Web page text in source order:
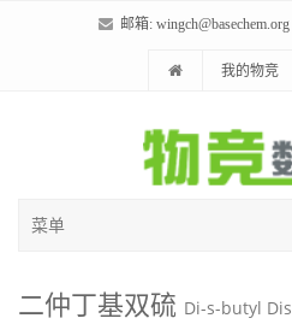
邮箱: wingch@basechem.org
我的物竞
菜单
二仲丁基双硫 Di-s-butyl